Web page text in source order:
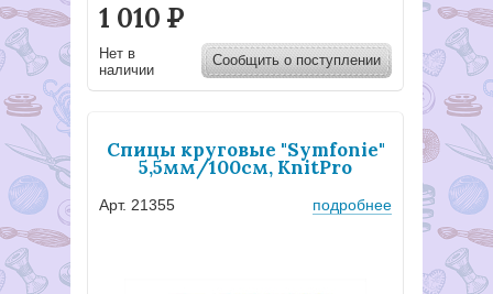
1 010 Р
Нет в
наличии
Сообщить о поступлении
Спицы круговые "Symfonie"
5,5мм/100см, KnitPro
Арт. 21355 подробнее